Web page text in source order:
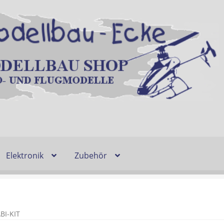
Elektronik Zubehör
Lieferzeit & Verfügbarkeit
KIT